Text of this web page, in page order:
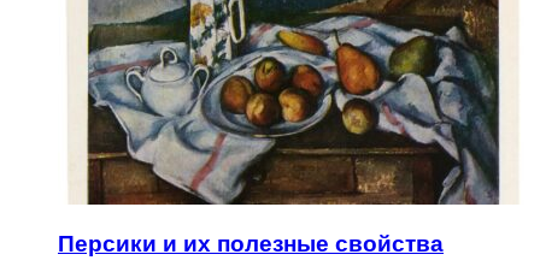
Персики и их полезные свойства